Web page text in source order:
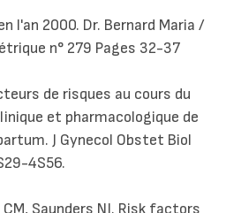
l'an 2000. Dr. Bernard Maria /
n° 279 Pages 32-37
de risques au cours du
et pharmacologique de
J Gynecol Obstet Biol
4S56.
Saunders NJ. Risk factors